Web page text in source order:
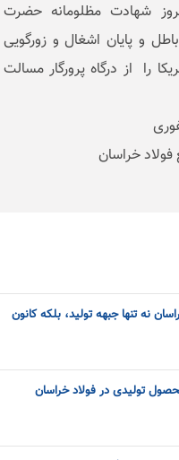
شهادت مظلومانه حضرت
و پایان اشغال و زورگویی
را از درگاه پرورگار مسالت
نه تنها جبهه تولید، بلکه کانون
تولیدی در فولاد خراسان